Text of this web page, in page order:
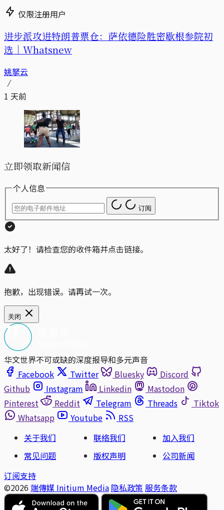
仅限注册用户
进步派攻进特朗普票仓：萨依德险胜密歇根参院初
选｜Whatsnew
姚拏云
1 天前
立即领取新闻信
个人信息
订阅
太好了！请检查您的收件箱并点击链接。
抱歉，出现错误。请再试一次。
关闭
华文世界不可或缺的深度报导和多元声音
Facebook
Twitter Bluesky
Discord
Github
Instagram Linkedin
Mastodon
Pinterest
Reddit Telegram Threads
Tiktok
Whatsapp
Youtube
RSS
关于我们
联络我们
加入我们
常见问题
版权声明
公司新闻
订阅支持
©2026 端傳媒 Initium Media 隐私政策 服务条款